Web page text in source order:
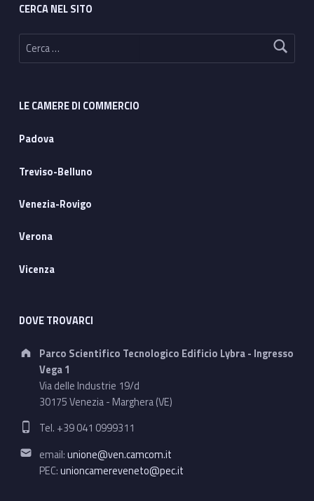
CERCA NEL SITO
Ricerca per:
LE CAMERE DI COMMERCIO
Padova
Treviso-Belluno
Venezia-Rovigo
Verona
Vicenza
DOVE TROVARCI
Address:
Parco Scientifico Tecnologico Edificio Lybra - Ingresso
Vega 1
Via delle Industrie 19/d
30175 Venezia - Marghera (VE)
Phone number:
Tel. +39 041 0999311
Email address:
email:unione@ven.camcom.it
PEC:unioncamereveneto@pec.it